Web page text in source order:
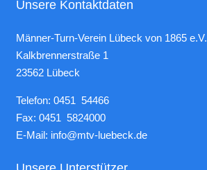
Unsere Kontaktdaten
Männer-Turn-Verein Lübeck von 1865 e.V.
Kalkbrennerstraße 1
23562 Lübeck
Telefon: 0451 54466
Fax: 0451 5824000
E-Mail: info@mtv-luebeck.de